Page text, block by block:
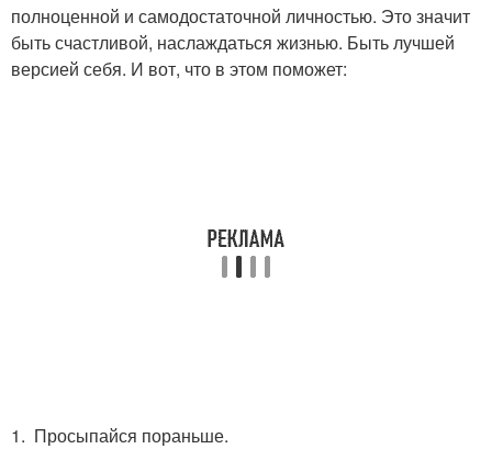
полноценной и самодостаточной личностью. Это значит
быть счастливой, наслаждаться жизнью. Быть лучшей
версией себя. И вот, что в этом поможет:
1. Просыпайся пораньше.